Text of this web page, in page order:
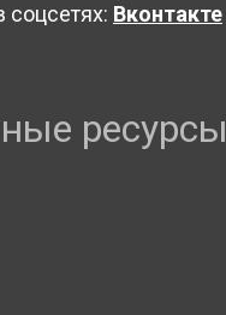
соцсетях: Вконтакте
ресурсы